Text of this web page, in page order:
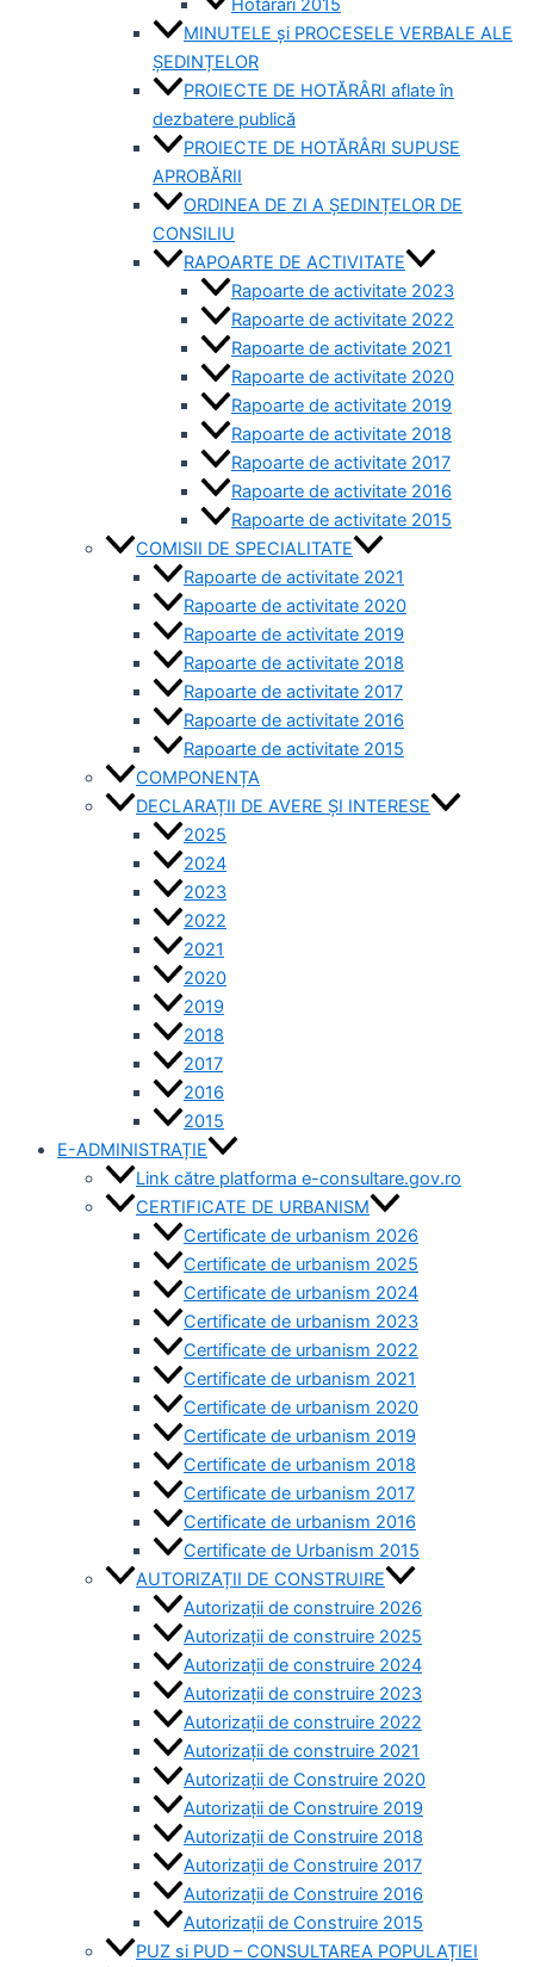
MINUTELE și PROCESELE VERBALE ALE
ȘEDINȚELOR
PROIECTE DE HOTĂRÂRI aflate în
dezbatere publică
PROIECTE DE HOTĂRÂRI SUPUSE
APROBĂRII
ORDINEA DE ZI A ȘEDINȚELOR DE
CONSILIU
RAPOARTE DE ACTIVITATE
Rapoarte de activitate 2023
Rapoarte de activitate 2022
Rapoarte de activitate 2021
Rapoarte de activitate 2020
Rapoarte de activitate 2019
Rapoarte de activitate 2018
Rapoarte de activitate 2017
Rapoarte de activitate 2016
Rapoarte de activitate 2015
COMISII DE SPECIALITATE
Rapoarte de activitate 2021
Rapoarte de activitate 2020
Rapoarte de activitate 2019
Rapoarte de activitate 2018
Rapoarte de activitate 2017
Rapoarte de activitate 2016
Rapoarte de activitate 2015
COMPONENȚA
DECLARAȚII DE AVERE ȘI INTERESE
2025
2024
2023
2022
2021
2020
2019
2018
2017
2016
2015
E-ADMINISTRAȚIE
Link către platforma e-consultare.gov.ro
CERTIFICATE DE URBANISM
Certificate de urbanism 2026
Certificate de urbanism 2025
Certificate de urbanism 2024
Certificate de urbanism 2023
Certificate de urbanism 2022
Certificate de urbanism 2021
Certificate de urbanism 2020
Certificate de urbanism 2019
Certificate de urbanism 2018
Certificate de urbanism 2017
Certificate de urbanism 2016
Certificate de Urbanism 2015
AUTORIZAȚII DE CONSTRUIRE
Autorizații de construire 2026
Autorizații de construire 2025
Autorizații de construire 2024
Autorizații de construire 2023
Autorizații de construire 2022
Autorizații de construire 2021
Autorizații de Construire 2020
Autorizații de Construire 2019
Autorizaţii de Construire 2018
Autorizaţii de Construire 2017
Autorizaţii de Construire 2016
Autorizaţii de Construire 2015
PUZ si PUD – CONSULTAREA POPULAȚIEI